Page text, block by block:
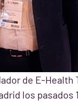
de E-Health
los pasados